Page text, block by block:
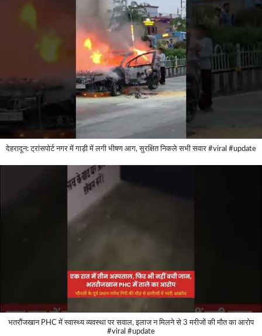
देहरादून: ट्रांसपोर्ट नगर में गाड़ी में लगी भीषण आग, सुरक्षित निकले सभी सवार #viral #update
भतरौंजखान PHC में स्वास्थ्य व्यवस्था पर सवाल, इलाज न मिलने से 3 मरीजों की मौत का आरोप
#viral #update